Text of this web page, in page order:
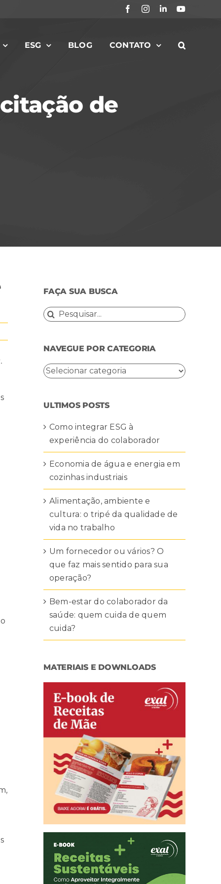
FacebookInstagram
LinkedInYouTube
ESG BLOG CONTATO
de
FAÇA SUA BUSCA
Buscar
NAVEGUE POR CATEGORIA
NAVEGUE
ULTIMOS POSTS
Como integrar ESG à
experiência do colaborador
Economia de água e energia em
cozinhas industriais
Alimentação, ambiente e
cultura: o tripé da qualidade de
vida no trabalho
Um fornecedor ou vários? O
que faz mais sentido para sua
operação?
Bem-estar do colaborador da
saúde: quem cuida de quem
cuida?
MATERIAIS E DOWNLOADS